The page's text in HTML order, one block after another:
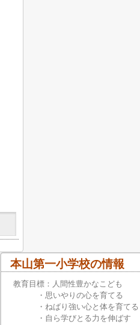
本山第一小学校の情報
教育目標：人間性豊かなこども
・思いやりの心を育てる
・ねばり強い心と体を育てる
・自ら学びとる力を伸ばす